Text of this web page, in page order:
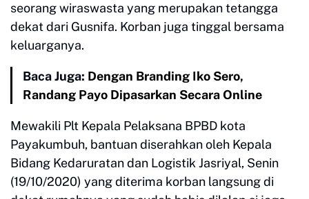
seorang wiraswasta yang merupakan tetangga
dekat dari Gusnifa. Korban juga tinggal bersama
keluarganya.
Baca Juga: Dengan Branding Iko Sero,
Randang Payo Dipasarkan Secara Online
Mewakili Plt Kepala Pelaksana BPBD kota
Payakumbuh, bantuan diserahkan oleh Kepala
Bidang Kedaruratan dan Logistik Jasriyal, Senin
(19/10/2020) yang diterima korban langsung di